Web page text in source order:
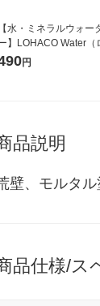
【水・ミネラルウォー
】LOHACO Water（
ウォーター）2L ラベ
円
品説明
壁、モルタル
品仕様/ス